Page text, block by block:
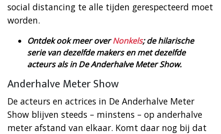
social distancing te alle tijden gerespecteerd moet
worden.
Ontdek ook meer overNonkels; de hilarische
serie van dezelfde makers en met dezelfde
acteurs als in De Anderhalve Meter Show.
Anderhalve Meter Show
De acteurs en actrices in De Anderhalve Meter
Show blijven steeds – minstens – op anderhalve
meter afstand van elkaar. Komt daar nog bij dat